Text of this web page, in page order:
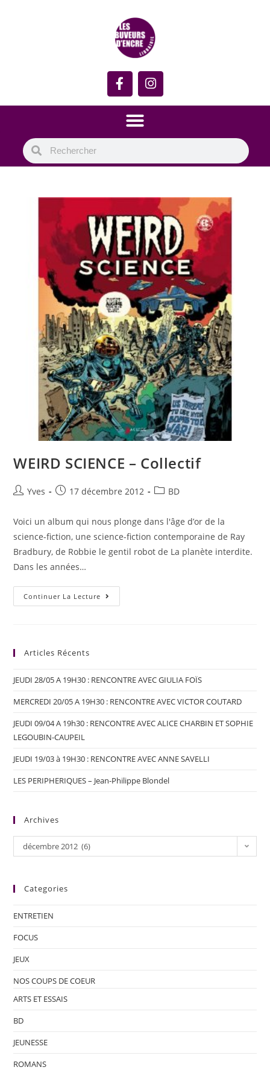
WEIRD SCIENCE – Collectif
Yves 17 décembre 2012 BD
Voici un album qui nous plonge dans l'âge d’or de la
science-fiction, une science-fiction contemporaine de Ray
Bradbury, de Robbie le gentil robot de La planète interdite.
Dans les années…
Continuer La Lecture
Articles Récents
JEUDI 28/05 A 19H30 : RENCONTRE AVEC GIULIA FOÏS
MERCREDI 20/05 A 19H30 : RENCONTRE AVEC VICTOR COUTARD
JEUDI 09/04 A 19h30 : RENCONTRE AVEC ALICE CHARBIN ET SOPHIE
LEGOUBIN-CAUPEIL
JEUDI 19/03 à 19H30 : RENCONTRE AVEC ANNE SAVELLI
LES PERIPHERIQUES – Jean-Philippe Blondel
Archives
décembre 2012 (6)
Categories
ENTRETIEN
FOCUS
JEUX
NOS COUPS DE COEUR
ARTS ET ESSAIS
BD
JEUNESSE
ROMANS